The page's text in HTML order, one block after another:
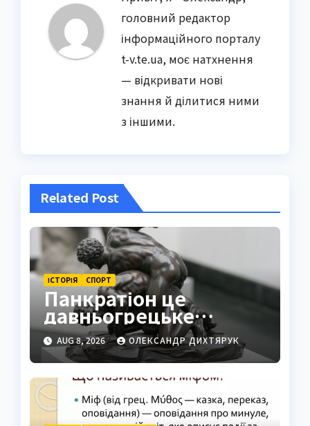
головний редактор
інформаційного порталу
t-v.te.ua, моє натхнення
— відкривати нові
знання й ділитися ними
з іншими.
Related Post
ІСТОРІЯ СПОРТ
Панкратіон це
давньогрецьке
єдиноборство
повного контакту
AUG 8, 2026 ОЛЕКСАНДР ДИХТЯРУК